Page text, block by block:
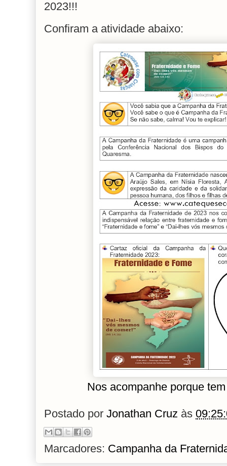
2023!!!
Confiram a atividade abaixo:
Nos acompanhe porque
Postado por Jonathan Cruz às
Marcadores: Campanha da